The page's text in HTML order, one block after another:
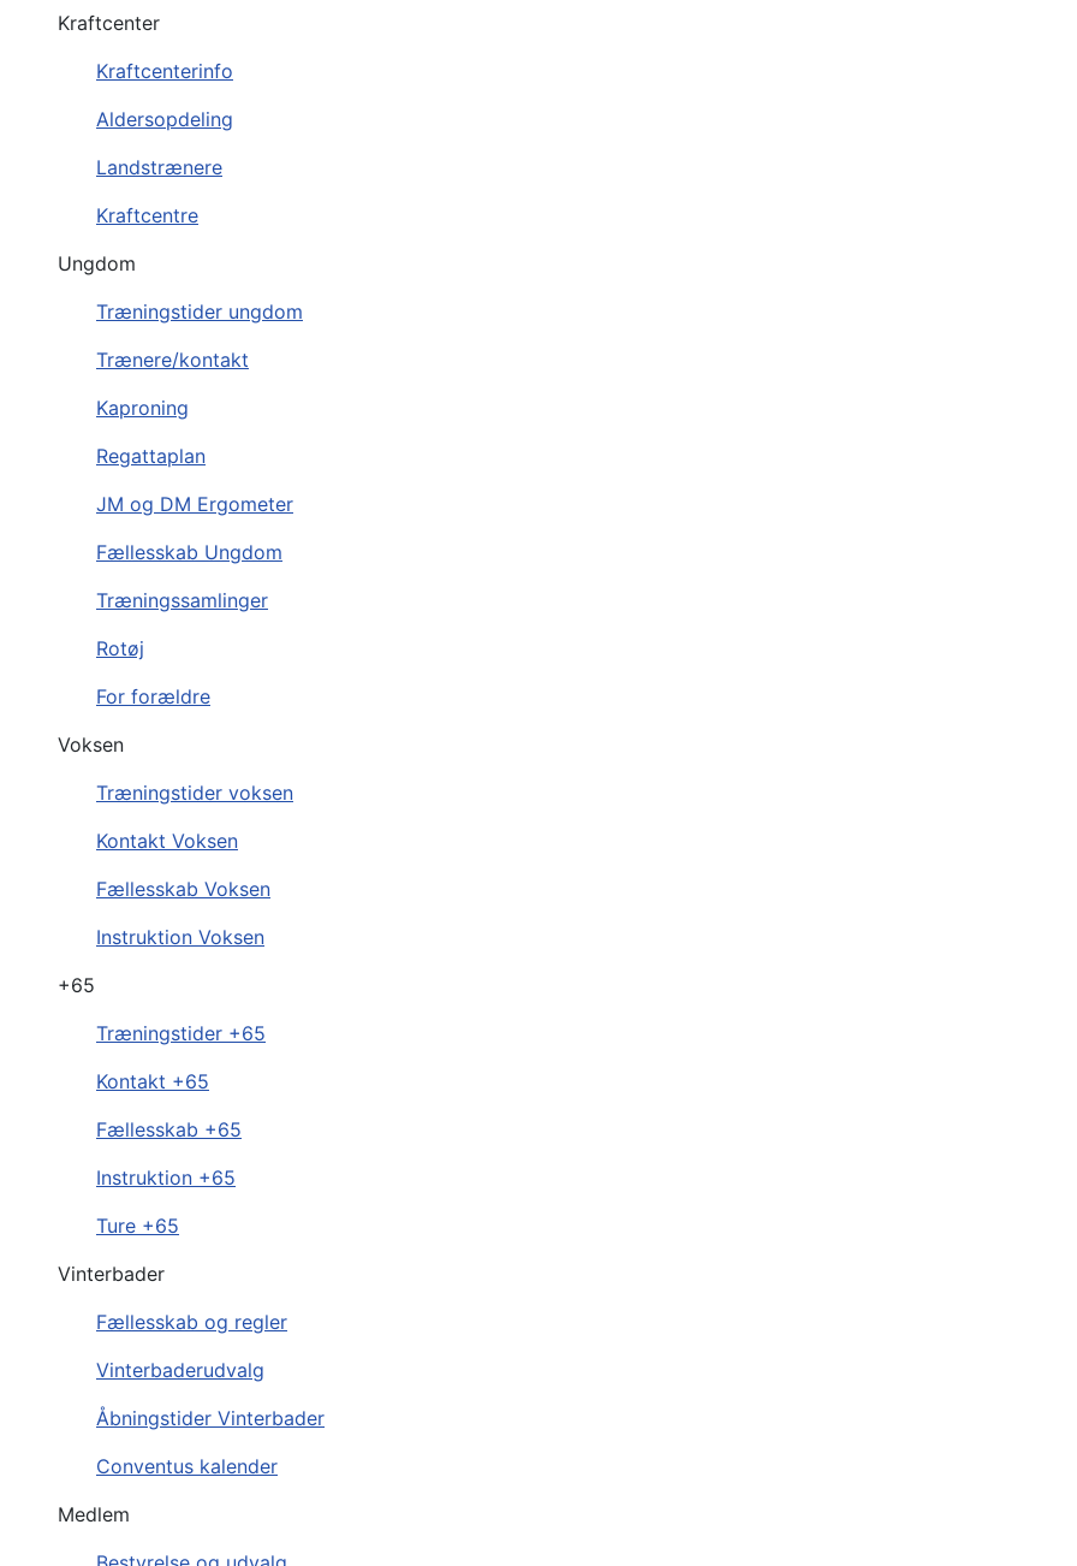
Kraftcenter
Kraftcenterinfo
Aldersopdeling
Landstrænere
Kraftcentre
Ungdom
Træningstider ungdom
Trænere/kontakt
Kaproning
Regattaplan
JM og DM Ergometer
Fællesskab Ungdom
Træningssamlinger
Rotøj
For forældre
Voksen
Træningstider voksen
Kontakt Voksen
Fællesskab Voksen
Instruktion Voksen
+65
Træningstider +65
Kontakt +65
Fællesskab +65
Instruktion +65
Ture +65
Vinterbader
Fællesskab og regler
Vinterbaderudvalg
Åbningstider Vinterbader
Conventus kalender
Medlem